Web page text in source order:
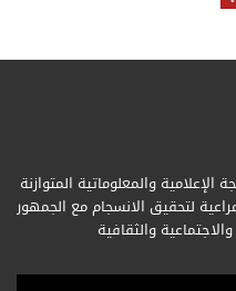
والمعلوماتية المتوازنة
لتحقيق الانسجام مع الجمهور
والثقافية